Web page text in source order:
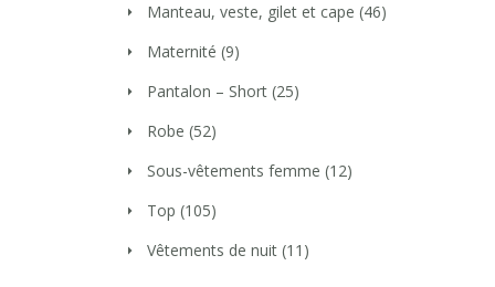
Manteau, veste, gilet et cape (46)
Maternité (9)
Pantalon – Short (25)
Robe (52)
Sous-vêtements femme (12)
Top (105)
Vêtements de nuit (11)